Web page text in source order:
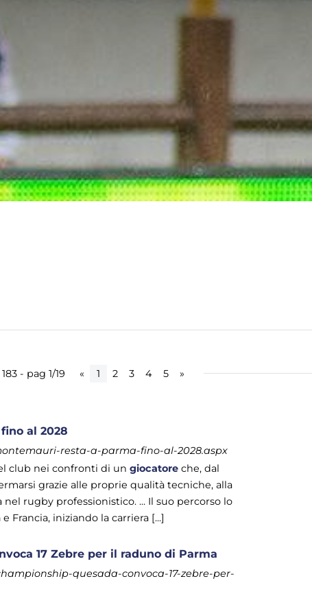
- pag 1/19 « 1 2 3 4 5 »
al 2028
resta-a-parma-fino-al-2028.aspx
club nei confronti di ungiocatore che, dal
grazie alle proprie qualità tecniche, alla
rugby professionistico. ... Il suo percorso lo
Francia, iniziando la carriera [...]
17 Zebre per il raduno di Parma
quesada-convoca-17-zebre-per-